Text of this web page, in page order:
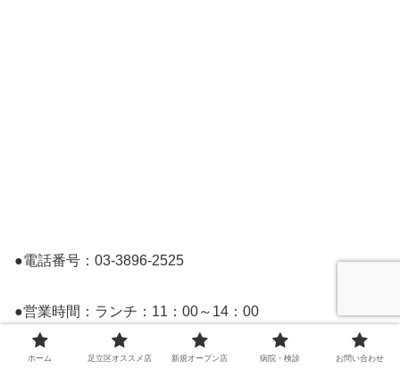
●電話番号：03-3896-2525
●営業時間：ランチ：11：00～14：00
ディナー：18：00～21：30
※緊急事態宣言中は変更の可能性あり
ホーム 足立区オススメ店 新規オープン店 病院・検診 お問い合わせ